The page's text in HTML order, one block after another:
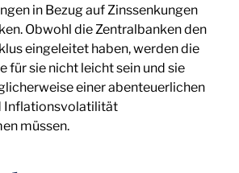
in Bezug auf Zinssenkungen
Obwohl die Zentralbanken den
eingeleitet haben, werden die
für sie nicht leicht sein und sie
einer abenteuerlichen
Inflationsvolatilität
müssen.